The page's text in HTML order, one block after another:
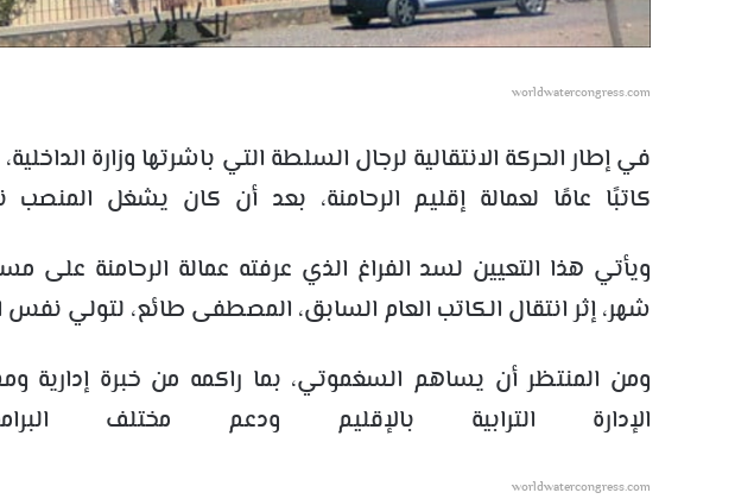
worldwatercongress.com
في إطار الحركة الانتقالية لرجال السلطة التي باشرتها وزارة
كاتبًا عامًا لعمالة إقليم الرحامنة، بعد أن كان يشغل المنصب
ويأتي هذا التعيين لسد الفراغ الذي عرفته عمالة الرحامنة على
شهر، إثر انتقال الكاتب العام السابق، المصطفى طائع، لتولي
ومن المنتظر أن يساهم السغموتي، بما راكمه من خبرة إدارية
الإدارة الترابية بالإقليم ودعم مختلف
worldwatercongress.com